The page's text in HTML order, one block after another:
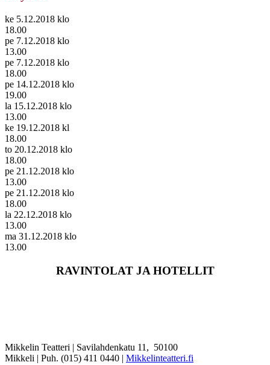
ke 5.12.2018 klo
18.00
pe 7.12.2018 klo
13.00
pe 7.12.2018 klo
18.00
pe 14.12.2018 klo
19.00
la 15.12.2018 klo
13.00
ke 19.12.2018 kl
18.00
to 20.12.2018 klo
18.00
pe 21.12.2018 klo
13.00
pe 21.12.2018 klo
18.00
la 22.12.2018 klo
13.00
ma 31.12.2018 klo
13.00
RAVINTOLAT JA HOTELLIT
Mikkelin Teatteri | Savilahdenkatu 11, 50100
Mikkeli | Puh. (015) 411 0440 | Mikkelinteatteri.fi